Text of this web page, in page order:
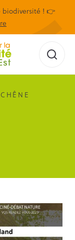
biodiversité ! 👉